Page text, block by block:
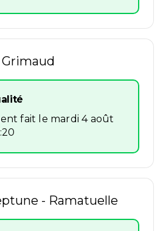
fait le mardi 4 août
- Ramatuelle